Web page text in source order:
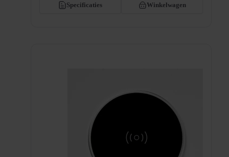
Specificaties Winkelwagen